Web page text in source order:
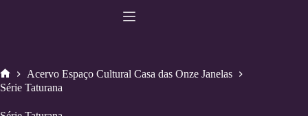
Home
Acervo Espaço Cultural Casa das Onze Janelas
Série Taturana